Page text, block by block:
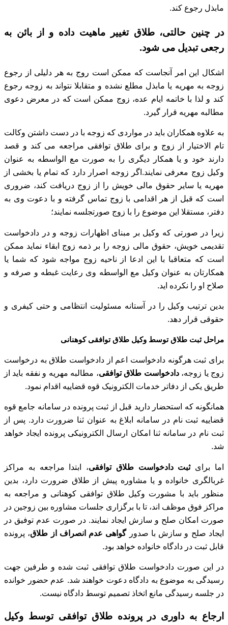
مابذل رجوع کند.
در چنین حالتی، طلاق تغییر ماهیت داده و از بائن به
رجعی تبدیل می شود.
اشکال این امر آنجاست که ممکن است روج به هر دلیلی از رجوع
زوجه به مهریه یا مابذل مطلع نشده و متقابلا نتواند به زوجه رجوع
کند و لذا با خاتمه ایام عده، زوج ممکن است که در معرض دعوی
مطالبه مهریه قرار گیرد.
به علاوه همکاران باید در مواردی که زوجه با در دست داشتن وکالت
تام الاختیار از زوج و برای طلاق توافقی مراجعه می کند و قصد
دارند خود و یا همکار دیگری را به صورت مع الواسطه به عنوان
وکیل زوج معرفی نمایند. اگر زوجه اصرار دارد که تمام یا بخشی از
مهریه یا سایر حقوق مالی خویش را از زوج دریافت کند، ضروری
است که قبل از هر اقدامی با زوج تماس گرفته و با دعوت وی به
دفتر، مستقلا این موضوع را با زوج صورتجلسه نمایند؛
زیرا در صورتی که وکیل بر مبنای اظهارات زوجه و در دادخواست
تقدیمی خویش، حقوق مالی زوجه را بر ذمه زوج ابقاء نماید ممکن
است که متعاقبا با این ادعا از ناحیه زوج مواجه شود که شما یا
همکارتان به عنوان وکیل مع الواسطه وی رعایت غبطه و صرفه و
صلاح او را نکرده اید.
بدین ترتیب وکیل را در آستانه مسئولیت انتظامی و حتی کیفری و
حقوقی قرار دهد.
مراحل ثبت طلاق توسط وکیل طلاق توافقی کوهنانی
برای ثبت هرگونه دادخواست اعم از دادخواست طلاق به درخواست
زوج یا زوجه،دادخواست طلاق توافقی، مطالبه مهریه و نفقه باید از
طریق یکی از دفاتر خدمات الکترونیک قوه قضاییه اقدام نمود.
همانگونه که استحضار دارید قبل از ثبت پرونده در سامانه جامع قوه
قضاییه ثبت نام در سامانه ابلاغ به عنوان ثنا ضرورت دارد. پس از
ثبت نام در سامانه ثنا امکان ارسال الکترونیکی پرونده ایجاد خواهد
شد.
اما برایثبت دادخواست طلاق توافقی، ابتدا مراجعه به مراکز
غربالگری خانواده و یا مشاوره پیش از طلاق ضرورت دارد، بدین
منظور باید با مشورت وکیل طلاق توافقی کوهنانی و مراجعه به
مراکز فوق موظف اند، تا با برگزاری جلسات مشاوره بین زوجین در
صورت امکان صلح و سازش ایجاد نمایند. در صورت عدم توفیق در
ایجاد صلح و سازش با صدورگواهی عدم انصراف از طلاق، پرونده
قابل ثبت در دادگاه خانواده خواهد بود.
در این صورت دادخواست طلاق توافقی ثبت شده و طرفین جهت
رسیدگی به موضوع به دادگاه دعوت خواهند شد. عدم حضور خوانده
در جلسه رسیدگی مانع اتخاذ تصمیم توسط دادگاه نیست.
ارجاع به داوری در پرونده طلاق توافقی توسط وکیل